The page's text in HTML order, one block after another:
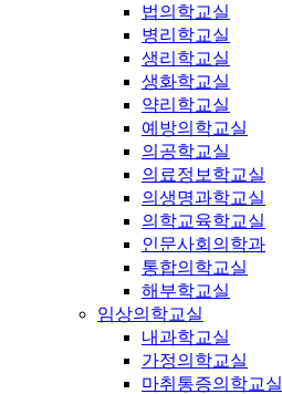
법의학교실
병리학교실
생리학교실
생화학교실
약리학교실
예방의학교실
의공학교실
의료정보학교실
의생명과학교실
의학교육학교실
인문사회의학과
통합의학교실
해부학교실
임상의학교실
내과학교실
가정의학교실
마취통증의학교실